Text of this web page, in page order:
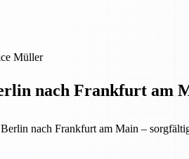
Müller
nach Frankfurt am
nach Frankfurt am Main –